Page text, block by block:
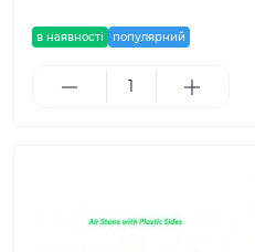
в наявності популярний